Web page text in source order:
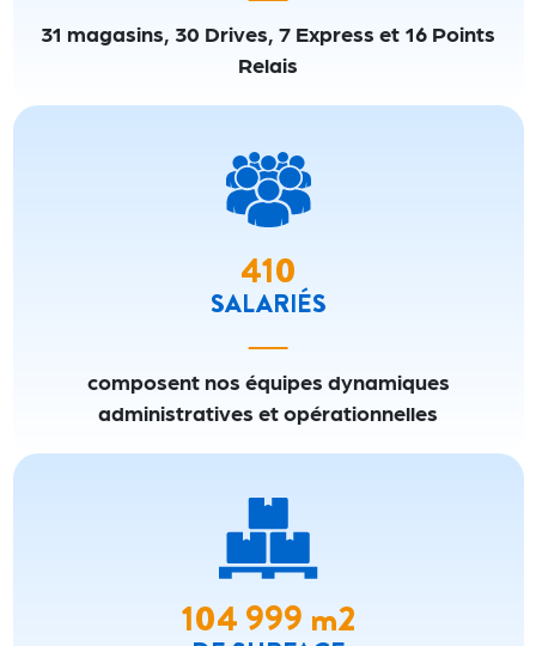
31 magasins, 30 Drives, 7 Express et 16 Points
Relais
410
410
SALARIÉS
composent nos équipes dynamiques
administratives et opérationnelles
105000 m2
105 000 m2